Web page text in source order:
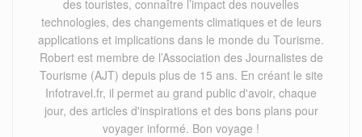
des touristes, connaître l’impact des nouvelles
technologies, des changements climatiques et de leurs
applications et implications dans le monde du Tourisme.
Robert est membre de l’Association des Journalistes de
Tourisme (AJT) depuis plus de 15 ans. En créant le site
Infotravel.fr, il permet au grand public d'avoir, chaque
jour, des articles d'inspirations et des bons plans pour
voyager informé. Bon voyage !